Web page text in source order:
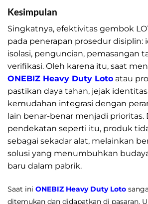
Kesimpulan
Singkatnya, efektivitas gembok
pada penerapan prosedur disiplin:
isolasi, penguncian, pemasangan
verifikasi. Oleh karena itu, saat
ONEBIZ Heavy Duty Loto atau
pastikan daya tahan, jejak
kemudahan integrasi dengan
lain benar-benar menjadi prioritas.
pendekatan seperti itu, produk
sebagai sekadar alat, melainkan
solusi yang menumbuhkan
baru dalam pabrik.
Saat ini ONEBIZ Heavy Duty Loto
ditemukan dan didapatkan di pasaran.